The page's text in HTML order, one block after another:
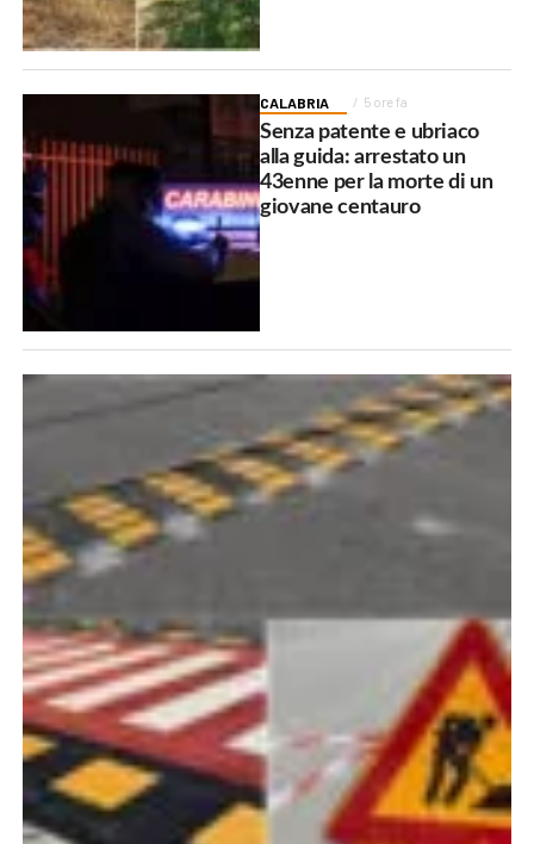
CALABRIA 5 ore fa
Senza patente e ubriaco
alla guida: arrestato un
43enne per la morte di un
giovane centauro